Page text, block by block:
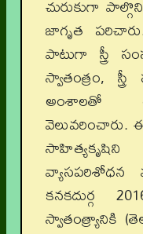
చురుకుగా
జాగృత
పాటుగా స్త్రీ
స్వాతంత్రం,
అంశాలతో
వెలువరించారు.
వ్యాసపరిశోధన
కనకదుర్గ
స్వాతంత్ర్యానికి